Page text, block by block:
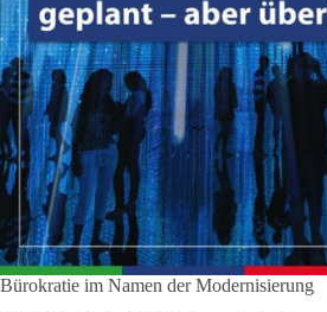
Bürokratie im Namen der Modernisierung